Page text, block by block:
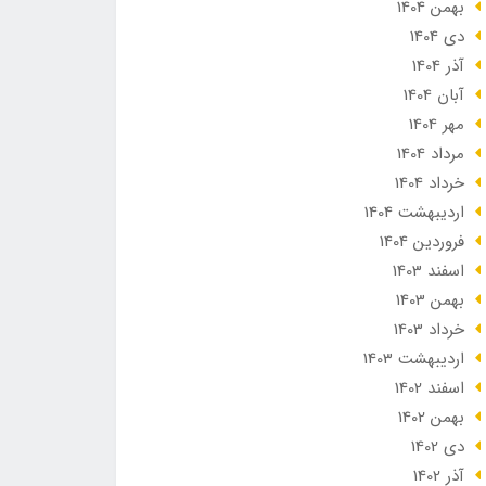
بهمن 1404
دی 1404
آذر 1404
آبان 1404
مهر 1404
مرداد 1404
خرداد 1404
ارديبهشت 1404
فروردین 1404
اسفند 1403
بهمن 1403
خرداد 1403
ارديبهشت 1403
اسفند 1402
بهمن 1402
دی 1402
آذر 1402